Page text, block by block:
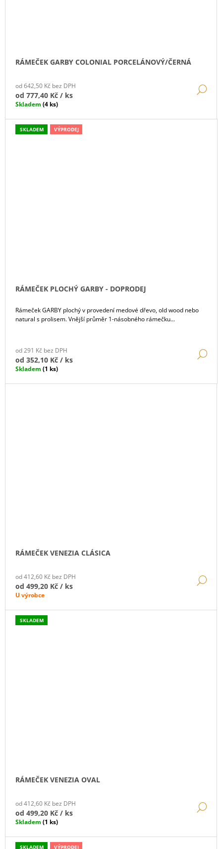
RÁMEČEK GARBY COLONIAL PORCELÁNOVÝ/ČERNÁ
od 642,50 Kč bez DPH
od 777,40 Kč / ks
Skladem (4 ks)
SKLADEM VÝPRODEJ
RÁMEČEK PLOCHÝ GARBY - DOPRODEJ
Rámeček GARBY plochý v provedení medové dřevo, old wood nebo
natural s prolisem. Vnější průměr 1-násobného rámečku...
od 291 Kč bez DPH
od 352,10 Kč / ks
Skladem (1 ks)
RÁMEČEK VENEZIA CLÁSICA
od 412,60 Kč bez DPH
od 499,20 Kč / ks
U výrobce
SKLADEM
RÁMEČEK VENEZIA OVAL
od 412,60 Kč bez DPH
od 499,20 Kč / ks
Skladem (1 ks)
SKLADEM VÝPRODEJ